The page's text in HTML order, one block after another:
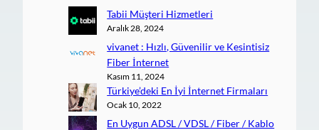
Tabii Müşteri Hizmetleri
Aralık 28, 2024
vivanet : Hızlı, Güvenilir ve Kesintisiz
Fiber İnternet
Kasım 11, 2024
Türkiye’deki En İyi İnternet Firmaları
Ocak 10, 2022
En Uygun ADSL / VDSL / Fiber / Kablo